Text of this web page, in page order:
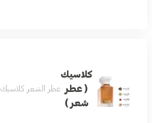
كلاسيك
( عطر
شعر )
عطر الشعر كلاسيك 75 مل عطر الكلاسيكي اسماً ومسمى بمزيج فاخر من العود والصندل وممزوج برائحة الزعفران والهيل لتتكون منه رائحة شرقية مميزة . تضيف لمسة رفاهية لشخصيتك الفريدة ليكون هو العطر الأجمل للمناسبات والليالي الجميلة .